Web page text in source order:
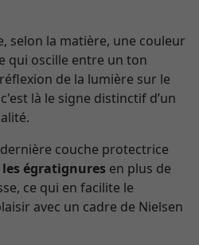
selon la matière, une couleur
qui oscille entre un ton
de la lumière sur le
là le signe distinctif d’un
couche protectrice
égratignures en plus de
ce qui en facilite le
avec un cadre de Nielsen